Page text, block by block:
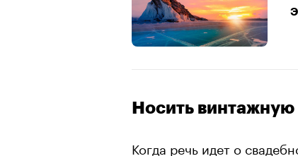
Носить
Когда речь идет о